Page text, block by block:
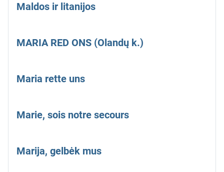
Maldos ir litanijos
MARIA RED ONS (Olandų k.)
Maria rette uns
Marie, sois notre secours
Marija, gelbėk mus